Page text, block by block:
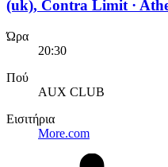
(uk), Contra Limit ·
Ώρα
20:30
Πού
AUX CLUB
Εισιτήρια
More.com